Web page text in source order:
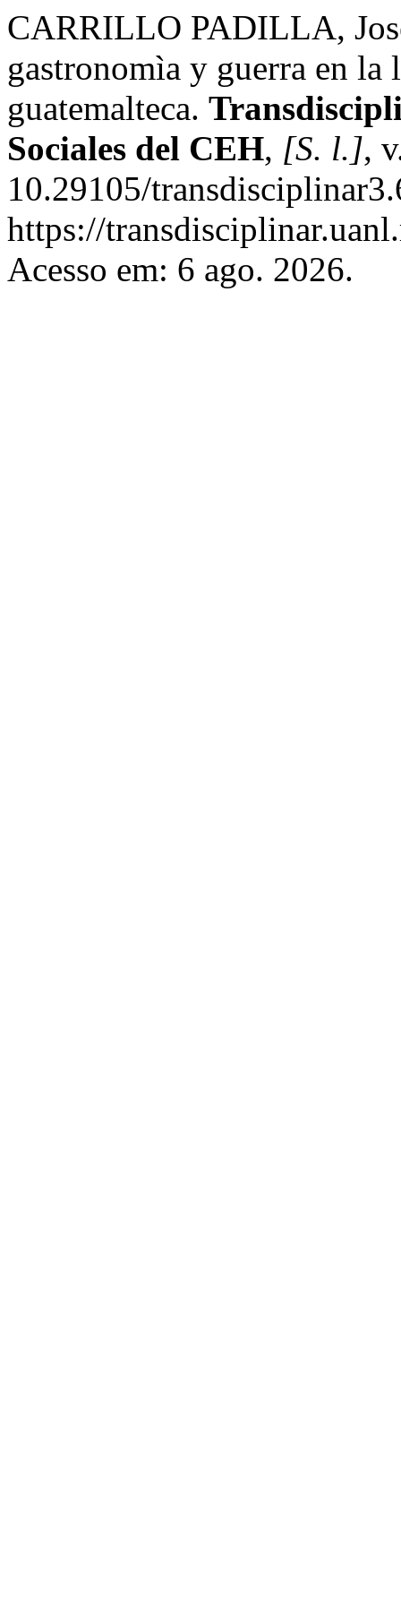
CARRILLO PADILLA,
gastronomìa y guerra en
guatemalteca.
Sociales del CEH, [S. l.],
10.29105/
https://
Acesso em: 6 ago. 2026.